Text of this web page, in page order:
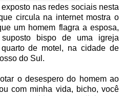
nas redes sociais nesta
circula na internet mostra o
um homem flagra a esposa,
bispo de uma igreja
de motel, na cidade de
do Sul.
o desespero do homem ao
com minha vida, bicho, você